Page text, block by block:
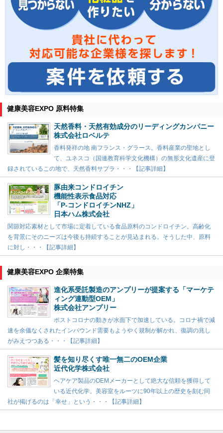
健康美容EXPO 原料特集
天然香料・天然有効成分のリーディングカンパニー
株式会社ロベルテ
香料発祥の地 南フランス・グラース。香料産業の聖地とし
て、ユネスコ（国連教育科学文化機構）の無形文化遺産に登
録されているこの地で、天然香料サプラ・・・【記事詳細】
豚由来コンドロイチン
機能性表示食品対応
「P-コンドロイチンNHZ」
日本ハム株式会社
関節対応素材として市場に定着している食品原料のコンドロイチン。高齢化
を背景にそのニーズは今後も持続することが見込まれる。そうした中、原料
に対し・・・【記事詳細】
健康美容EXPO 企業特集
進化系受託製造のアンプリーが提案する「マーケテ
ィング連動型OEM」
株式会社アンプリー
ポストコロナの動きが水面下で加速している。コロナ禍で減
速を余儀なくされたインバウンド需要もようやく規制が解かれ、復調の兆し
がみえつつある・・・【記事詳細】
髪を知り尽くす唯一無二のOEM企業
近代化学株式会社
ヘアケア製品のOEMメーカーとして絶大な信頼を獲得して
いる近代化学。美容室をルーツに90年以上の歴史を刻む同
社が掲げるのは「幸せ」という・・・【記事詳細】